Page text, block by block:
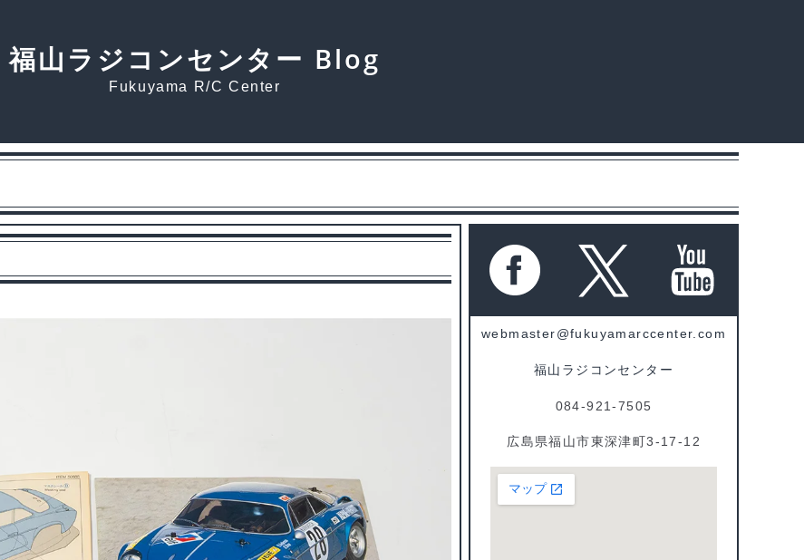
福山ラジコンセンター Blog
Fukuyama R/C Center
webmaster@fukuyamarccenter.com
福山ラジコンセンター
084-921-7505
広島県福山市東深津町3-17-12